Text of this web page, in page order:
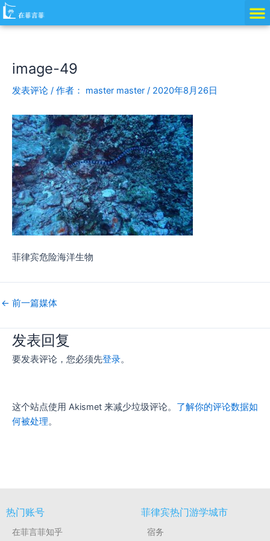
跳
至
image-49
发表评论 / 作者： master master / 2020年8月26日
菲律宾危险海洋生物
Post
navigation
← 前一篇媒体
发表回复
要发表评论，您必须先登录。
这个站点使用 Akismet 来减少垃圾评论。 了解你的评论数据如
何被处理。
热门账号
在菲言菲知乎
菲律宾热门游学城市
宿务